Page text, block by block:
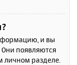
и вы
появляются
личном разделе.